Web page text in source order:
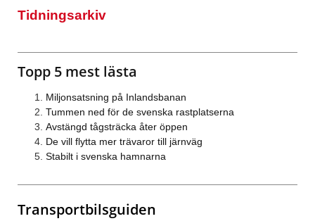
Tidningsarkiv
Topp 5 mest lästa
Miljonsatsning på Inlandsbanan
Tummen ned för de svenska rastplatserna
Avstängd tågsträcka åter öppen
De vill flytta mer trävaror till järnväg
Stabilt i svenska hamnarna
Transportbilsguiden